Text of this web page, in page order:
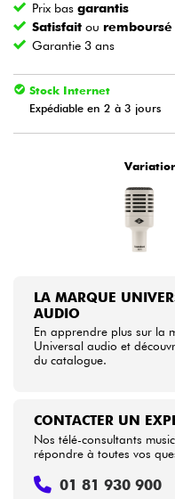
Vents
Violons & Quatuor
Eveil Musical
Câbles & Access.
Voir
Prix basgarantis
Satisfait ou remboursé
Garantie 3 ans
Stock Internet
Expédiable en 2 à 3 jours
LA MARQUE
AUDIO
En apprendre plus sur la
Universal audio et
du catalogue.
CONTACTER UN
Nos télé-consultants
répondre à toutes vos
01 81 930 900